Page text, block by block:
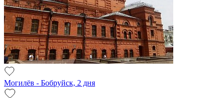
Могилёв - Бобруйск, 2 дня